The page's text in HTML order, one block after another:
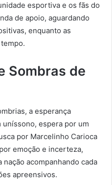
esportiva e os fãs do
de apoio, aguardando
enquanto as
Sombras de
a esperança
uníssono, espera por um
por Marcelinho Carioca
emoção e incerteza,
acompanhando cada
apreensivos.